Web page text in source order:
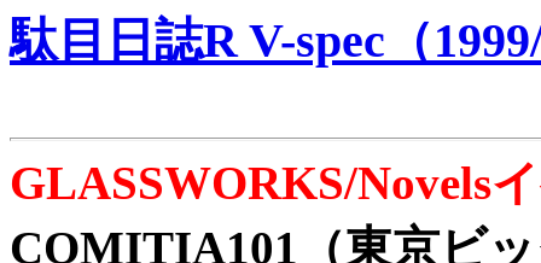
駄目日誌R V-spec（
GLASSWORKS/Novels
COMITIA101（東京ビ